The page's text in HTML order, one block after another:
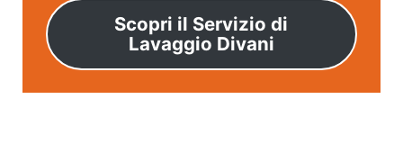
Scopri il Servizio di
Lavaggio Divani